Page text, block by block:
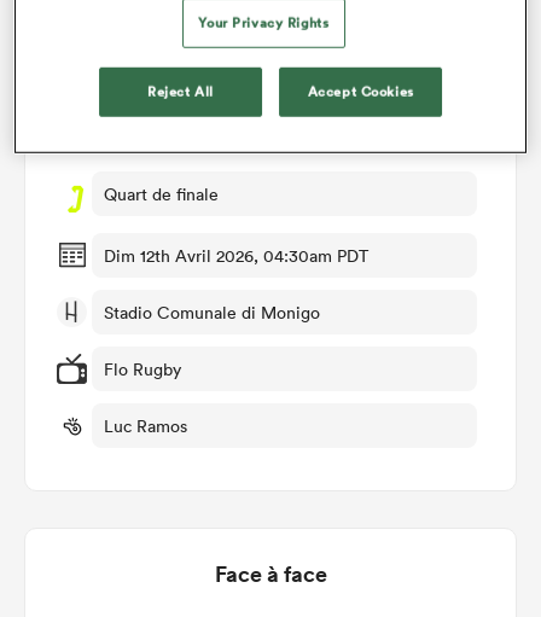
Détails du match
Quart de finale
Dim 12th Avril 2026, 04:30am PDT
Stadio Comunale di Monigo
Flo Rugby
Luc Ramos
Face à face
Your Privacy Rights
Reject All Accept Cookies